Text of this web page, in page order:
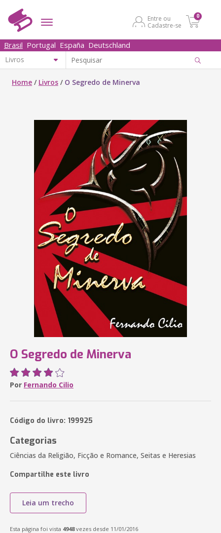
Entre ou
Cadastre-se
0
Brasil Portugal España Deutschland
Home / Livros / O Segredo de Minerva
O Segredo de Minerva
Por Fernando Cilio
Código do livro: 199925
Categorias
Ciências da Religião, Ficção e Romance, Seitas e Heresias
Compartilhe este livro
Leia um trecho
Esta página foi vista 4948vezes desde 11/01/2016